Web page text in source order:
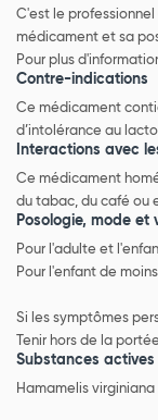
C'est le
médicament et sa
Pour plus
Contre-indications
Ce médicament
d’intolérance au
Interactions avec
Ce médicament
du tabac, du café ou
Posologie, mode
Pour l'adulte et
Pour l'enfant de
Si les symptômes
Tenir hors de la
Substances actives
Hamamelis virginiana